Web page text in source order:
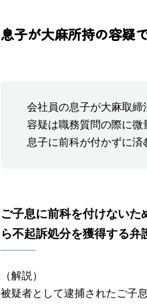
息子が大麻所持の容疑
会社員の息子が大麻取締
容疑は職務質問の際に微
息子に前科が付かずに済
ご子息に前科を付けない
ら不起訴処分を獲得する弁
（解説）
被疑者として逮捕されたご子